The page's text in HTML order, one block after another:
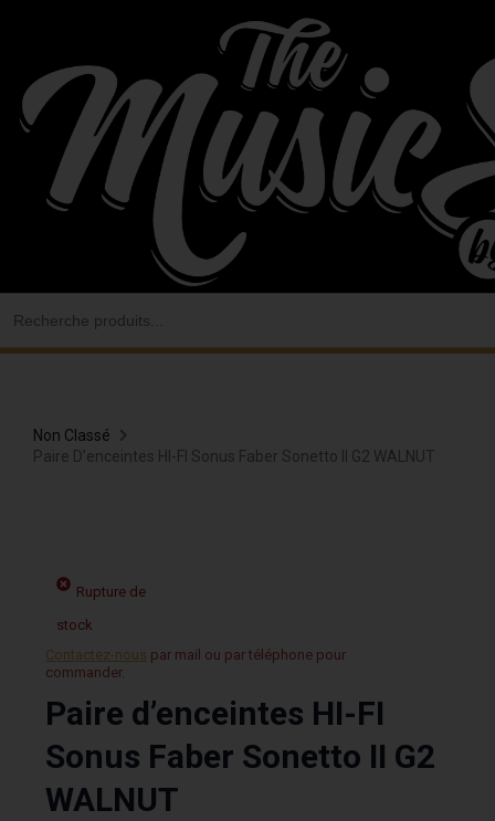
contenu
Non Classé
Paire D’enceintes HI-FI Sonus Faber Sonetto II G2 WALNUT
Rupture de
stock
Contactez-nous par mail ou par téléphone pour
commander.
Paire d’enceintes HI-FI
Sonus Faber Sonetto II G2
WALNUT